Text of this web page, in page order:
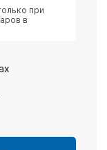
при
в